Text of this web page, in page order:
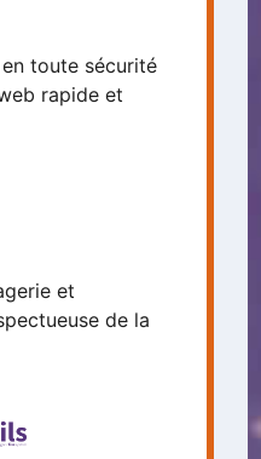
toute sécurité
rapide et
et
de la